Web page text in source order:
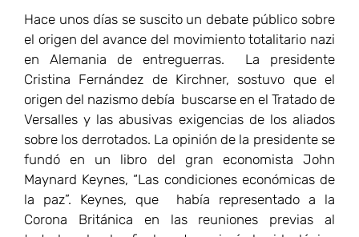
Hace unos días se suscito un debate público sobre
el origen del avance del movimiento totalitario nazi
en Alemania de entreguerras. La presidente
Cristina Fernández de Kirchner, sostuvo que el
origen del nazismo debía buscarse en el Tratado de
Versalles y las abusivas exigencias de los aliados
sobre los derrotados. La opinión de la presidente se
fundó en un libro del gran economista John
Maynard Keynes, “Las condiciones económicas de
la paz”. Keynes, que había representado a la
Corona Británica en las reuniones previas al